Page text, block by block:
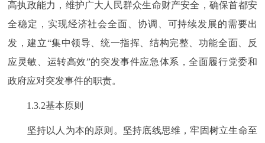
高执政能力，维护广大人民群众生命财产安全，确保首都安
全稳定，实现经济社会全面、协调、可持续发展的需要出
发，建立“集中领导、统一指挥、结构完整、功能全面、反
应灵敏、运转高效”的突发事件应急体系，全面履行党委和
政府应对突发事件的职责。
1.3.2基本原则
坚持以人为本的原则。坚持底线思维，牢固树立生命至